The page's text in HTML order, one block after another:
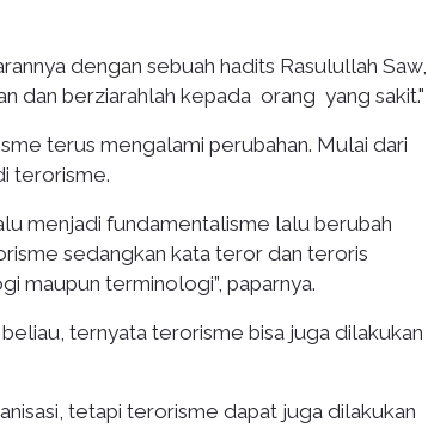
dengan sebuah hadits Rasulullah Saw,
dan berziarahlah kepada orang yang sakit."
terus mengalami perubahan. Mulai dari
terorisme.
menjadi fundamentalisme lalu berubah
sedangkan kata teror dan teroris
maupun terminologi”, paparnya.
ternyata terorisme bisa juga dilakukan
tetapi terorisme dapat juga dilakukan